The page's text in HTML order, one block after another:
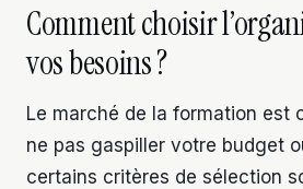
Comment choisir
vos besoins ?
Le marché de la formation est
ne pas gaspiller votre budget
certains critères de sélection